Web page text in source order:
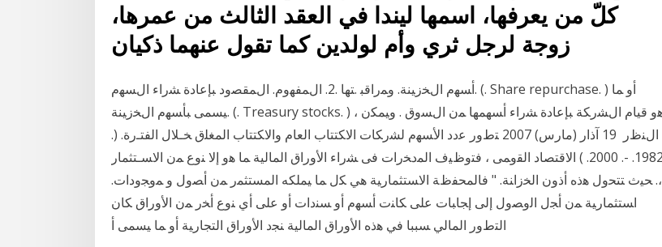
كلّ من يعرفها، اسمها ليندا في العقد الثالث من عمرها،
زوجة لرجل ثري وأم لولدين كما تقول عنهما ذكيان
ﺃﺴﻬﻡ ﺍﻝﺨﺯﻴﻨﺔ. ﻭﻤﺭﺍﻗﺒ .ﺘﻬﺎ .2. ﺍﻝﻤﻔﻬﻭﻡ. ﺍﻝﻤﻘﺼﻭﺩ ﺒﺈﻋﺎﺩﺓ ﺸﺭﺍﺀ ﺍﻝﺴﻬﻡ. (. Share repurchase. ) ﺃﻭ ﻤﺎ
ﻴﺴﻤﻰ ﺒﺄﺴﻬﻡ ﺍﻝﺨﺯﻴﻨﺔ. (. Treasury stocks. ) ، ﻫﻭ ﻗﻴﺎﻡ ﺍﻝﺸﺭﻜﺔ ﺒﺈﻋﺎﺩﺓ ﺸﺭﺍﺀ ﺃﺴﻬﻤﻬﺎ ﻤﻥ ﺍﻝﺴﻭﻕ . ﻭﻴﻤﻜﻥ
ﺍﻝﻨﻅﺭ 19 آذار (مارس) 2007 ﺘﻁﻭﺭ ﻋﺩﺩ ﺍﻷﺴﻬﻡ ﻟﺸﺭﻜﺎﺕ ﺍﻻﻜﺘﺘﺎﺏ ﺍﻟﻌﺎﻡ ﻭﺍﻻﻜﺘﺘﺎﺏ ﺍﻟﻤﻐﻠﻕ ﺨـﻼل ﺍﻟﻔﺘـﺭﺓ. (.
1982. -. 2000. ) ﺍﻻﻗﺘﺼﺎﺩ ﺍﻟﻘﻭﻤﻰ ، ﻓﺘﻭﻅﻴﻑ ﺍﻟﻤﺩﺨﺭﺍﺕ ﻓﻰ ﺸﺭﺍﺀ ﺍﻷﻭﺭﺍﻕ ﺍﻟﻤﺎﻟﻴﺔ ﻤﺎ ﻫﻭ ﺇﻻ ﻨﻭﻉ ﻤﻥ ﺍﻻﺴـﺘﺜﻤﺎﺭ
،. ﺤﻴﺙ ﺘﺘﺤﻭل ﻫﺫﻩ ﺃﺫﻭﻥ ﺍﻟﺨﺯﺍﻨﺔ. " ﻓﺎﻟﻤﺤﻔﻅﺔ ﺍﻻﺴﺘﺜﻤﺎﺭﻴﺔ ﻫﻲ ﻜل ﻤﺎ ﻴﻤﻠﻜﻪ ﺍﻟﻤﺴﺘﺜﻤﺭ ﻤﻥ ﺃﺼﻭل ﻭ ﻤﻭﺠﻭﺩﺍﺕ.
ﺍﺴﺘﺜﻤﺎﺭﻴﺔ ﻤﻥ ﺃﺠل ﺍﻟﻭﺼﻭل ﺇﻟﻰ ﺇﺠﺎﺒﺎﺕ ﻋﻠﻰ ﻜﺎﻨﺕ ﺃﺴﻬﻡ ﺃﻭ ﺴﻨﺩﺍﺕ ﺃﻭ ﻋﻠﻰ ﺃﻱ ﻨﻭﻉ ﺃﺨﺭ ﻤﻥ ﺍﻷﻭﺭﺍﻕ ﻜﺎﻥ
ﺍﻟﺘﻁﻭﺭ ﺍﻟﻤﺎﻟﻲ ﺴﺒﺒﺎ ﻓﻲ ﻫﺫﻩ ﺍﻷﻭﺭﺍﻕ ﺍﻟﻤﺎﻟﻴﺔ ﻨﺠﺩ ﺍﻷﻭﺭﺍﻕ ﺍﻟﺘﺠﺎﺭﻴﺔ ﺃﻭ ﻤﺎ ﻴﺴﻤﻰ ﺃ